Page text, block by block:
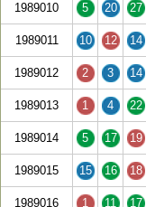
1989010 5 20 27
1989011 10 12 14
1989012 2 3 14
1989013 1 4 22
1989014 5 17 19
1989015 15 16 18
1989016 1 11 17